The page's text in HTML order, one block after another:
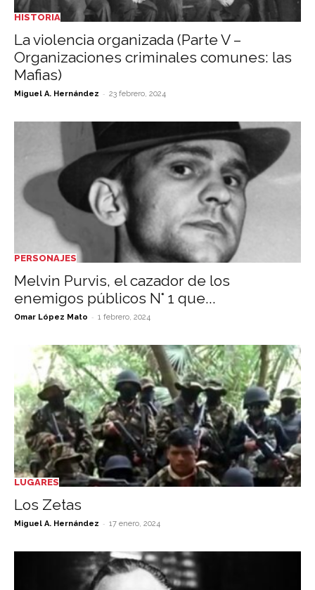
HISTORIA
La violencia organizada (Parte V –
Organizaciones criminales comunes: las
Mafias)
Miguel A. Hernández - 23 febrero, 2024
PERSONAJES
Melvin Purvis, el cazador de los
enemigos públicos N° 1 que...
Omar López Mato - 1 febrero, 2024
LUGARES
Los Zetas
Miguel A. Hernández - 17 enero, 2024